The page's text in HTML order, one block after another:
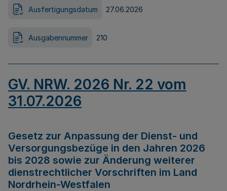
Ausfertigungsdatum 27.06.2026
Ausgabennummer 210
GV. NRW. 2026 Nr. 22 vom
31.07.2026
Gesetz zur Anpassung der Dienst- und
Versorgungsbezüge in den Jahren 2026
bis 2028 sowie zur Änderung weiterer
dienstrechtlicher Vorschriften im Land
Nordrhein-Westfalen